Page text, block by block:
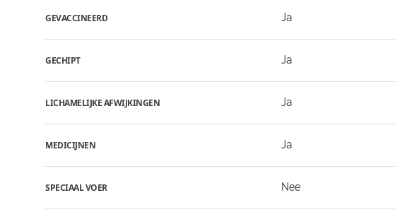
GEVACCINEERD Ja
GECHIPT Ja
LICHAMELIJKE AFWIJKINGEN Ja
MEDICIJNEN Ja
SPECIAAL VOER Nee